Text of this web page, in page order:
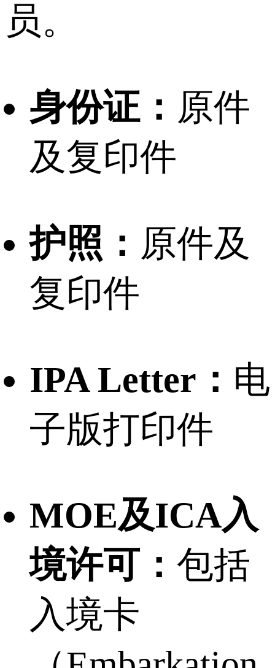
员。
身份证： 原件
及复印件
护照： 原件及
复印件
IPA Letter： 电
子版打印件
MOE及ICA入
境许可： 包括
入境卡